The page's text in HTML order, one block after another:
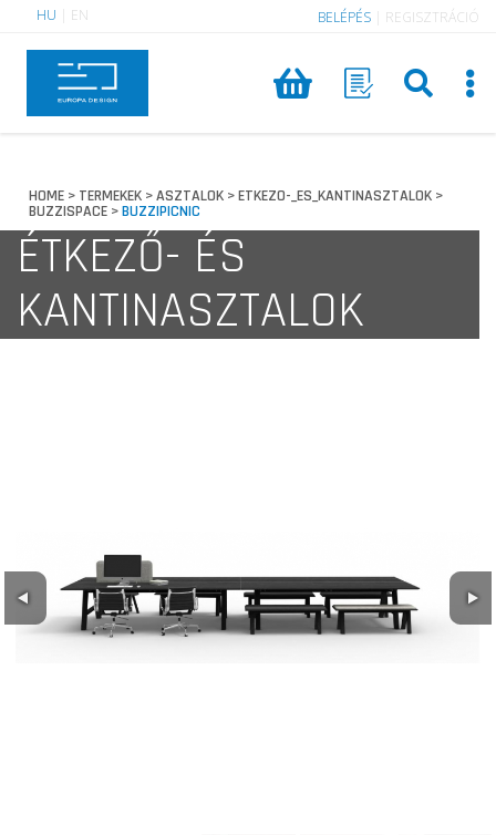
HU EN BELÉPÉS REGISZTRÁCIÓ
HOME > TERMEKEK >ASZTALOK >ETKEZO-_ES_KANTINASZTALOK >
BUZZISPACE >BUZZIPICNIC
ÉTKEZŐ- ÉS
KANTINASZTALOK